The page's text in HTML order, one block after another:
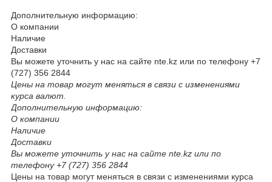
Дополнительную информацию:
О компании
Наличие
Доставки
Вы можете уточнить у нас на сайте nte.kz или по телефону +7
(727) 356 2844
Цены на товар могут меняться в связи с изменениями
курса валют.
Дополнительную информацию:
О компании
Наличие
Доставки
Вы можете уточнить у нас на сайте nte.kz или по
телефону +7 (727) 356 2844
Цены на товар могут меняться в связи с изменениями курса